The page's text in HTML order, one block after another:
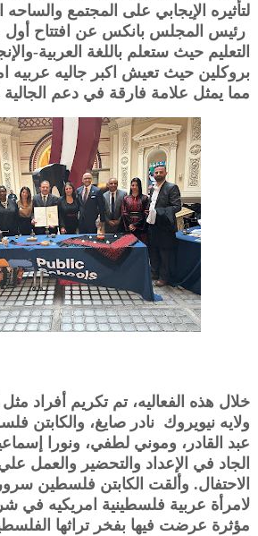
لتأثيره الإيجابي على المجتمع والساحه
رئيس المجلس بانكس عن افتتاح أول
التعليم حيث ستعلم باللغة العربية-
بروكلين حيث تعيش اكبر جاليه عربيه
مما يمثل علامة فارقة في دعم الجالية
خلال هذه الفعاليه، تم تكريم أفراد
ولايه نيويروك نادر صايغ، والكابتن
عبد القادر، وموني لطفي، ونورا
الجاد في الإعداد والتحضير والعمل
الاحتفال. وألقت الكابتن فلسطين
لامرأة عربية فلسطينية امريكيه في
مؤثرة عرضت فيها بفخر تراثها